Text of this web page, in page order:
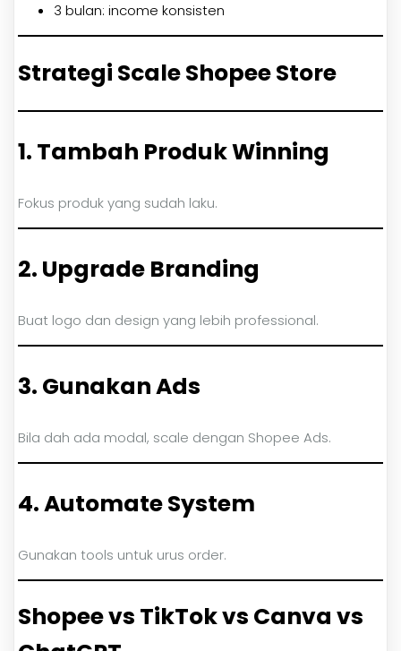
3 bulan: income konsisten
Strategi Scale Shopee Store
1. Tambah Produk Winning
Fokus produk yang sudah laku.
2. Upgrade Branding
Buat logo dan design yang lebih professional.
3. Gunakan Ads
Bila dah ada modal, scale dengan Shopee Ads.
4. Automate System
Gunakan tools untuk urus order.
Shopee vs TikTok vs Canva vs